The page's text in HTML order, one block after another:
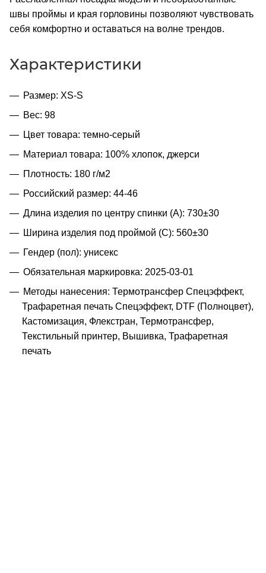
швы проймы и края горловины позволяют чувствовать
себя комфортно и оставаться на волне трендов.
Характеристики
Размер: XS-S
Вес: 98
Цвет товара: темно-серый
Материал товара: 100% хлопок, джерси
Плотность: 180 г/м2
Российский размер: 44-46
Длина изделия по центру спинки (A): 730±30
Ширина изделия под проймой (С): 560±30
Гендер (пол): унисекс
Обязательная маркировка: 2025-03-01
Методы нанесения: Термотрансфер Спецэффект,
Трафаретная печать Спецэффект, DTF (Полноцвет),
Кастомизация, Флекстран, Термотрансфер,
Текстильный принтер, Вышивка, Трафаретная
печать